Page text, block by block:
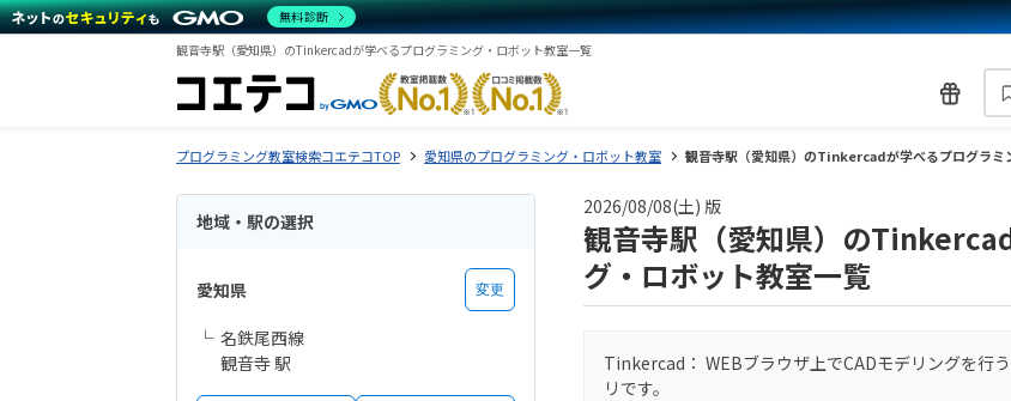
観音寺駅（愛知県）のTinkercadが学べるプログラミング・ロボット教室一覧
プログラミング教室検索コエテコTOP 愛知県のプログラミング・ロボット教室 観音寺駅（愛知県）のTinkercadが学べるプログラミ
地域・駅の選択
愛知県 変更
名鉄尾西線
観音寺 駅
2026/08/08(土) 版
観音寺駅（愛知県）の
グ・ロボット教室一覧
Tinkercad： WEBブラウザ上でCADモデリングを行
リです。
無料診断